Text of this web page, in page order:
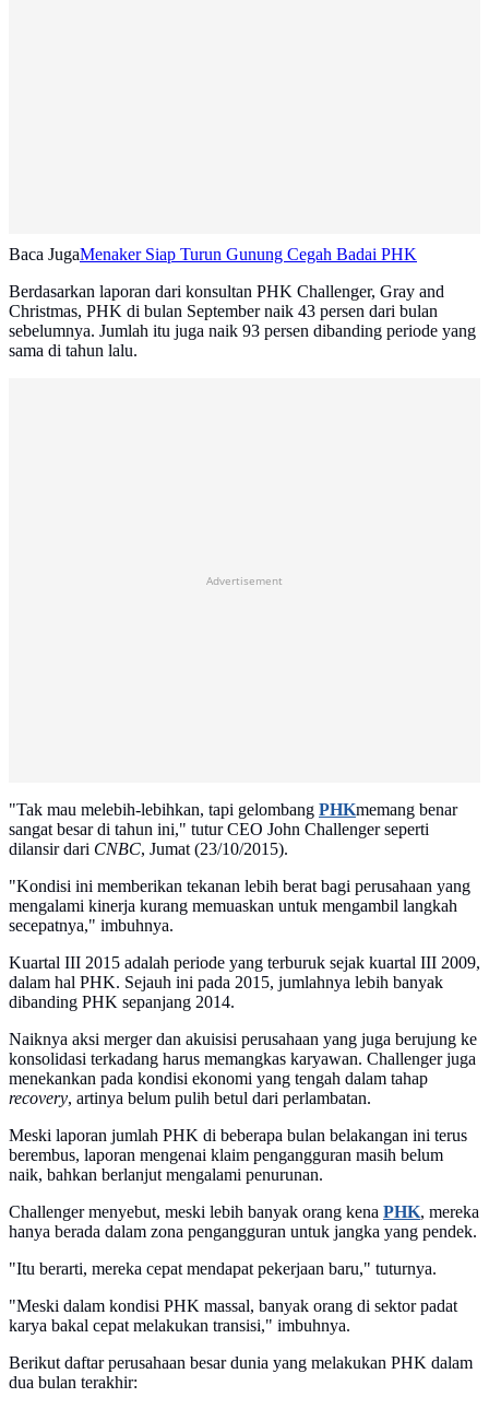
Baca JugaMenaker Siap Turun Gunung Cegah Badai PHK
Berdasarkan laporan dari konsultan PHK Challenger, Gray and
Christmas, PHK di bulan September naik 43 persen dari bulan
sebelumnya. Jumlah itu juga naik 93 persen dibanding periode yang
sama di tahun lalu.
Advertisement
"Tak mau melebih-lebihkan, tapi gelombang PHKmemang benar
sangat besar di tahun ini," tutur CEO John Challenger seperti
dilansir dari CNBC, Jumat (23/10/2015).
"Kondisi ini memberikan tekanan lebih berat bagi perusahaan yang
mengalami kinerja kurang memuaskan untuk mengambil langkah
secepatnya," imbuhnya.
Kuartal III 2015 adalah periode yang terburuk sejak kuartal III 2009,
dalam hal PHK. Sejauh ini pada 2015, jumlahnya lebih banyak
dibanding PHK sepanjang 2014.
Naiknya aksi merger dan akuisisi perusahaan yang juga berujung ke
konsolidasi terkadang harus memangkas karyawan. Challenger juga
menekankan pada kondisi ekonomi yang tengah dalam tahap
recovery, artinya belum pulih betul dari perlambatan.
Meski laporan jumlah PHK di beberapa bulan belakangan ini terus
berembus, laporan mengenai klaim pengangguran masih belum
naik, bahkan berlanjut mengalami penurunan.
Challenger menyebut, meski lebih banyak orang kena PHK, mereka
hanya berada dalam zona pengangguran untuk jangka yang pendek.
"Itu berarti, mereka cepat mendapat pekerjaan baru," tuturnya.
"Meski dalam kondisi PHK massal, banyak orang di sektor padat
karya bakal cepat melakukan transisi," imbuhnya.
Berikut daftar perusahaan besar dunia yang melakukan PHK dalam
dua bulan terakhir: